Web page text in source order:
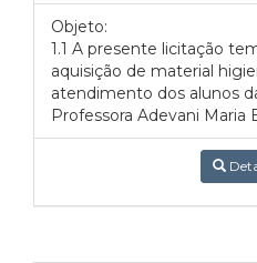
Objeto:
1.1 A presente licitação
aquisição de material
atendimento dos alunos
Professora Adevani Maria